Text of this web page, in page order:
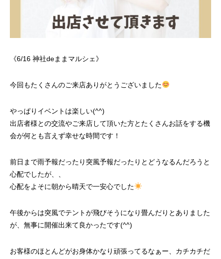
《6/16 神社deままマルシェ》
今回もたくさんのご来店ありがとうございました
やっぱりイベントは楽しい(^^)
出店者様との交流やご来店して頂いた方とたくさんお話をする機
会が何とも言えず幸せな時間です！
前日まで雨予報だったり突風予報だったりとどうなるんだろうと
心配でしたが、、
心配をよそに朝から晴天で一安心でした
午後からは突風でテントが飛びそうになり畳んだりとありました
が、無事に開催出来て良かったです(^^)
お客様のほとんどがお身体かなり頑張ってるなぁー、カチカチだ